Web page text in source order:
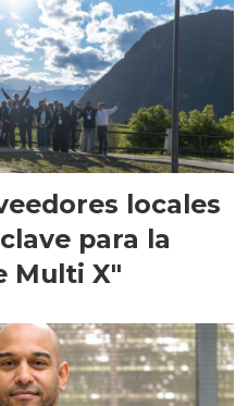
locales
para la
Multi X"